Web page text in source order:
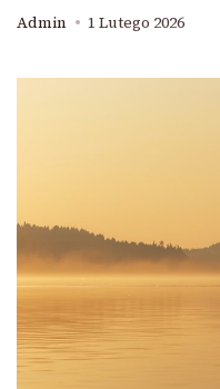
Admin 1 Lutego 2026